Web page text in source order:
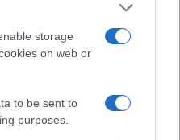
storage
on web or
to be sent to
purposes.
en!